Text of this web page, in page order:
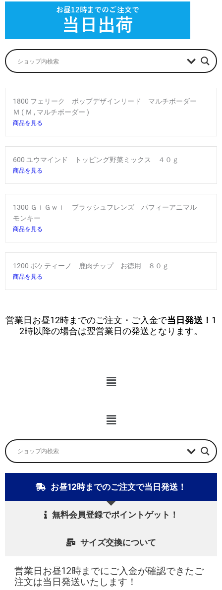
1800 フェリーク ポップデザインリード マルチボーダー
Ｍ ( Ｍ , マルチボーダー )
商品を見る
600 ユウマインド トッピング野菜ミックス ４０ｇ
商品を見る
1300 ＧｉＧｗｉ プラッシュフレンズ パフィーアニマル
モンキー
商品を見る
1200 ポケティーノ 鹿肉チップ お徳用 ８０ｇ
商品を見る
営業日お昼12時までのご注文・ご入金で当日発送！ 1
2時以降の場合は翌営業日の発送となります。
メ
ニ
メ
ニ
ュ
お昼12時までのご注文で当日発送！
無料会員登録でポイントゲット！
サイズ交換について
営業日お昼12時までにご入金が確認できたご
注文は当日発送いたします！